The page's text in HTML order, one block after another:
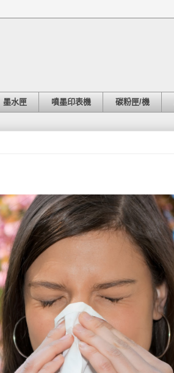
墨水匣 噴墨印表機 碳粉匣/機